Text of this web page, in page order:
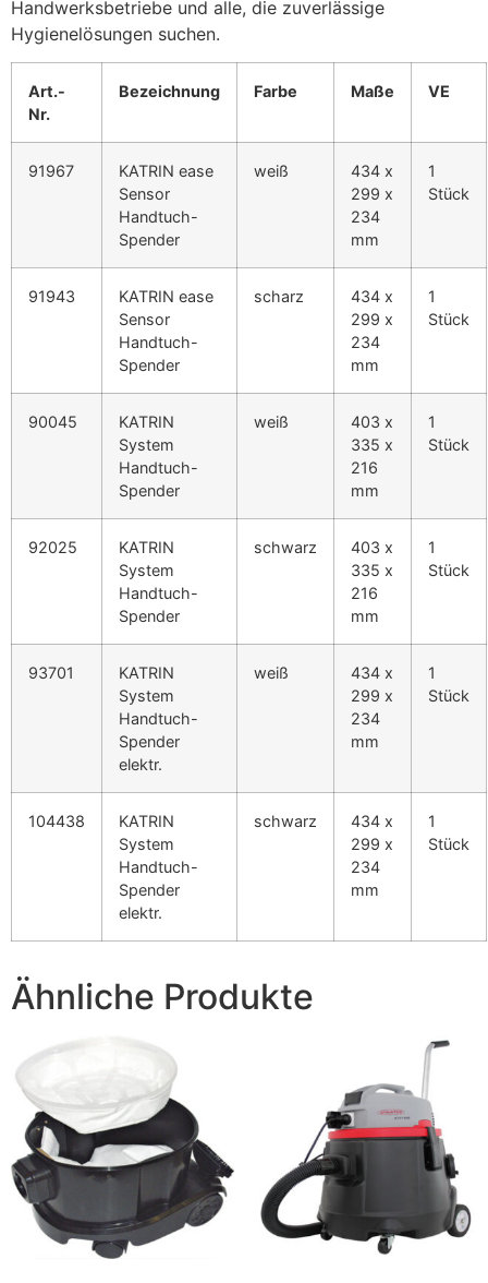
Handwerksbetriebe und alle, die zuverlässige
Hygienelösungen suchen.
Art.-
Nr.
Bezeichnung Farbe Maße VE
91967
KATRIN ease
Sensor
Handtuch-
Spender
weiß
434 x
299 x
234
mm
1
Stück
91943
KATRIN ease
Sensor
Handtuch-
Spender
scharz
434 x
299 x
234
mm
1
Stück
90045
KATRIN
System
Handtuch-
Spender
weiß
403 x
335 x
216
mm
1
Stück
92025
KATRIN
System
Handtuch-
Spender
schwarz
403 x
335 x
216
mm
1
Stück
93701
KATRIN
System
Handtuch-
Spender
elektr.
weiß
434 x
299 x
234
mm
1
Stück
104438
KATRIN
System
Handtuch-
Spender
elektr.
schwarz
434 x
299 x
234
mm
1
Stück
Ähnliche Produkte